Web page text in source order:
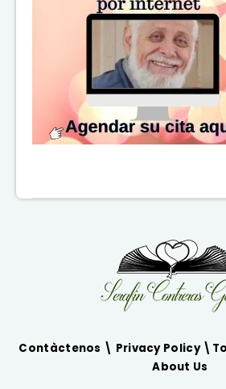
Contàctenos \ Privacy Policy \
About Us